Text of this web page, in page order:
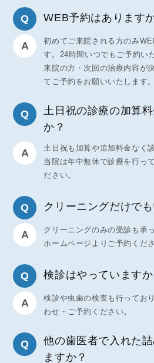
WEB予約はあります
初めてご来院される方のみ
す。24時間いつでもご予約い
来院の方・次回の治療内容が
てご予約をお願いいたします。
土日祝の診療の加算
か？
土日祝も加算や追加料金なく
当院は年中無休で診療を行っ
ださい。
クリーニングだけで
クリーニングのみの受診も承
ホームページよりご予約くださ
検診はやっていますか
検診や虫歯の検査も行ってお
わせ・ご予約ください。
他の歯医者で入れた
ますか？